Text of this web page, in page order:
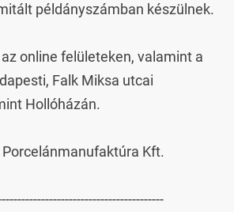
példányszámban készülnek.
online felületeken, valamint a
Falk Miksa utcai
Hollóházán.
Kft.